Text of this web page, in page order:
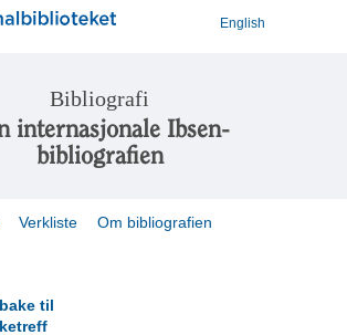
English
Bibliografi
internasjonale Ibsen-
bibliografien
Verkliste Om bibliografien
til